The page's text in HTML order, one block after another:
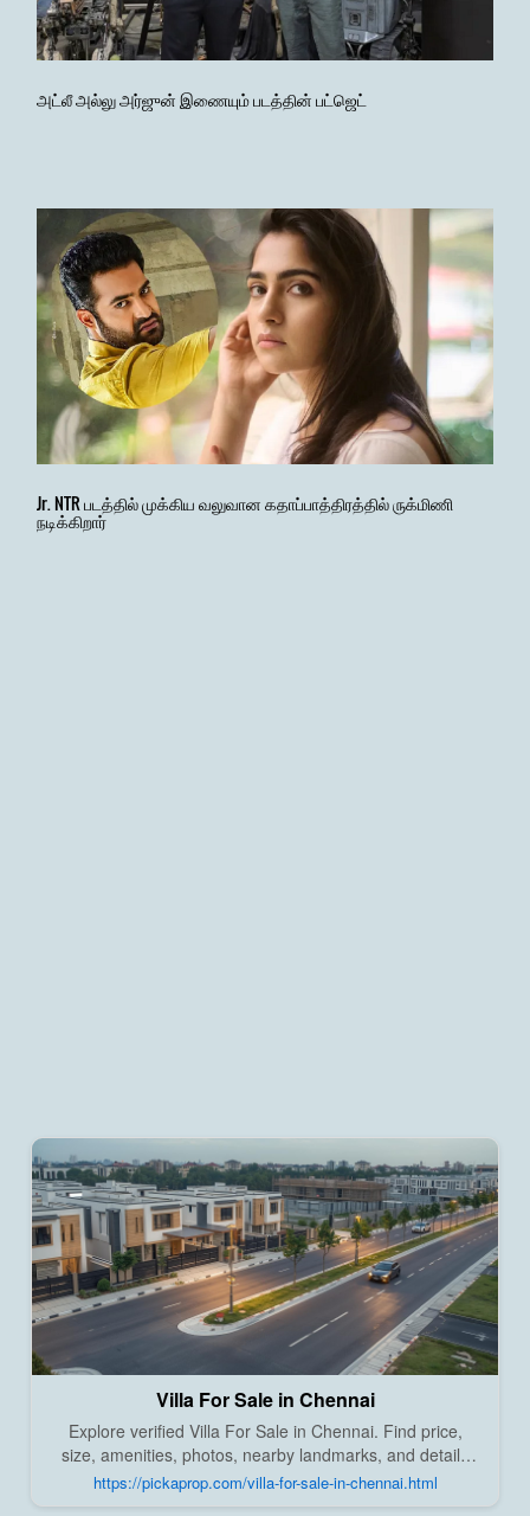
அட்லீ அல்லு அர்ஜுன் இணையும் படத்தின் பட்ஜெட்
Jr. NTR படத்தில் முக்கிய வலுவான கதாப்பாத்திரத்தில் ருக்மிணி
நடிக்கிறார்
Villa For Sale in Chennai
Explore verified Villa For Sale in Chennai. Find price,
size, amenities, photos, nearby landmarks, and details
from trusted builders, agents, and owners on Pick A
Prop;
https://pickaprop.com/villa-for-sale-in-chennai.html